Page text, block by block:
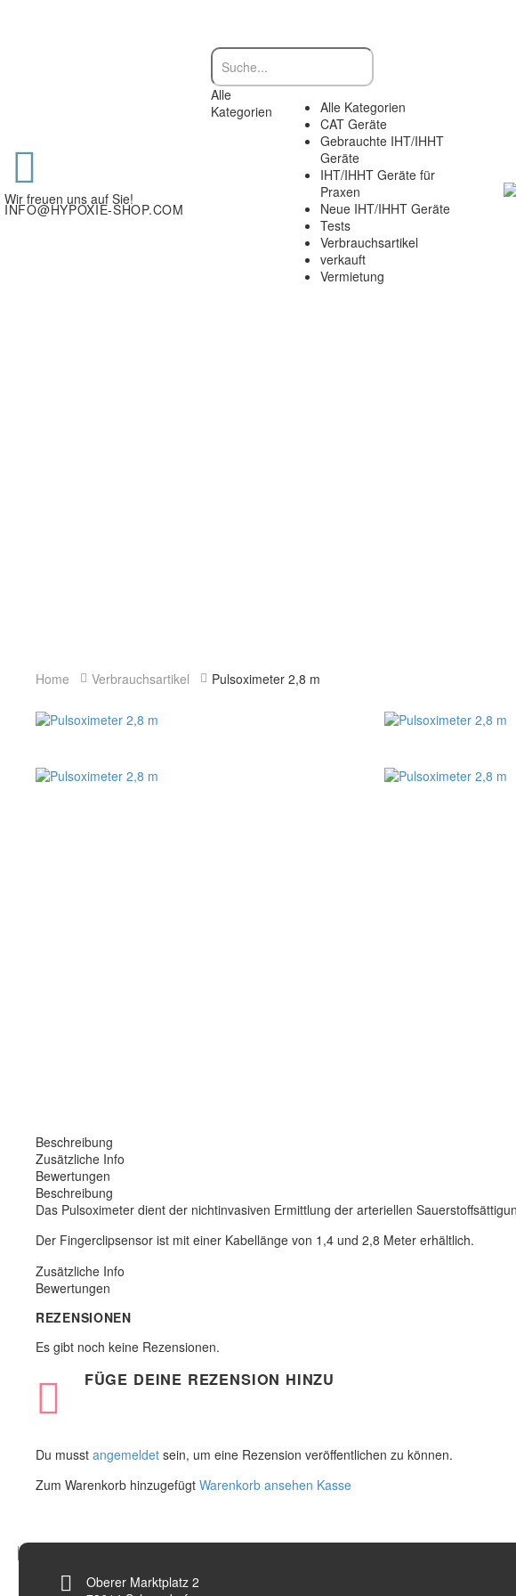


Wir freuen uns auf Sie!
INFO@HYPOXIE-SHOP.COM
Alle
Kategorien
Alle Kategorien
CAT Geräte
Gebrauchte IHT/IHHT
Geräte
IHT/IHHT Geräte für
Praxen
Neue IHT/IHHT Geräte
Tests
Verbrauchsartikel
verkauft
Vermietung
Home Verbrauchsartikel Pulsoximeter 2,8 m
Beschreibung
Zusätzliche Info
Bewertungen
Beschreibung
Das Pulsoximeter dient der nichtinvasiven Ermittlung der arteriellen
Der Fingerclipsensor ist mit einer Kabellänge von 1,4 und 2,8 Meter erhältlich.
Zusätzliche Info
Bewertungen
REZENSIONEN
Es gibt noch keine Rezensionen.
FÜGE DEINE REZENSION HINZU
Du musst angemeldet sein, um eine Rezension veröffentlichen zu können.
Zum Warenkorb hinzugefügt Warenkorb ansehen Kasse


Oberer Marktplatz 2